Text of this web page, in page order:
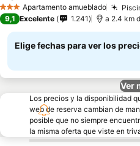
3 EstrellasApartamento amueblado
9,1 Excelente 1.241 a 2.4 km
Elige fechas para ver los
Ver
Los precios y la disponibilidad
web de reserva cambian de
posible que no siempre
la misma oferta que viste en